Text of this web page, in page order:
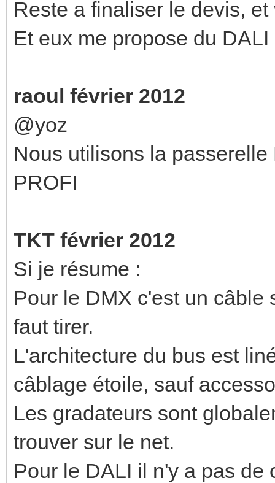
Reste a finaliser le devis,
Et eux me propose du
raoul février 2012
@yoz
Nous utilisons la
PROFI
TKT février 2012
Si je résume :
Pour le DMX c'est un
faut tirer.
L'architecture du bus est
câblage étoile, sauf
Les gradateurs sont
trouver sur le net.
Pour le DALI il n'y a pas de